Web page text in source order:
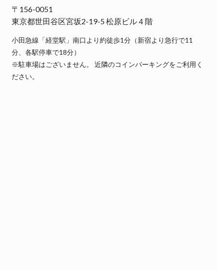
〒156-0051
東京都世田谷区宮坂2-19-5 松原ビル４階
小田急線「経堂駅」南口より約徒歩1分（新宿より急行で11
分、各駅停車で18分）
※駐車場はございません。 近隣のコインパーキングをご利用く
ださい。